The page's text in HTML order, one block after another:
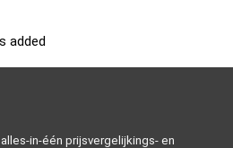
added
in-één prijsvergelijkings- en